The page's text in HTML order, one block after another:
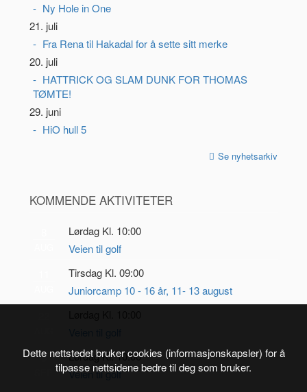
Ny Hole in One
21. juli
Fra Rena til Hakadal for å sette sitt merke
20. juli
HATTRICK OG SLAM DUNK FOR THOMAS
TØMTE!
29. juni
HiO hull 5
Se nyhetsarkiv
KOMMENDE AKTIVITETER
Lørdag Kl. 10:00
Veien til golf
Tirsdag Kl. 09:00
Juniorcamp 10 - 16 år, 11- 13 august
5
Lørdag Kl. 10:00
Veien til golf
Dette nettstedet bruker cookies (informasjonskapsler) for å
tilpasse nettsidene bedre til deg som bruker.